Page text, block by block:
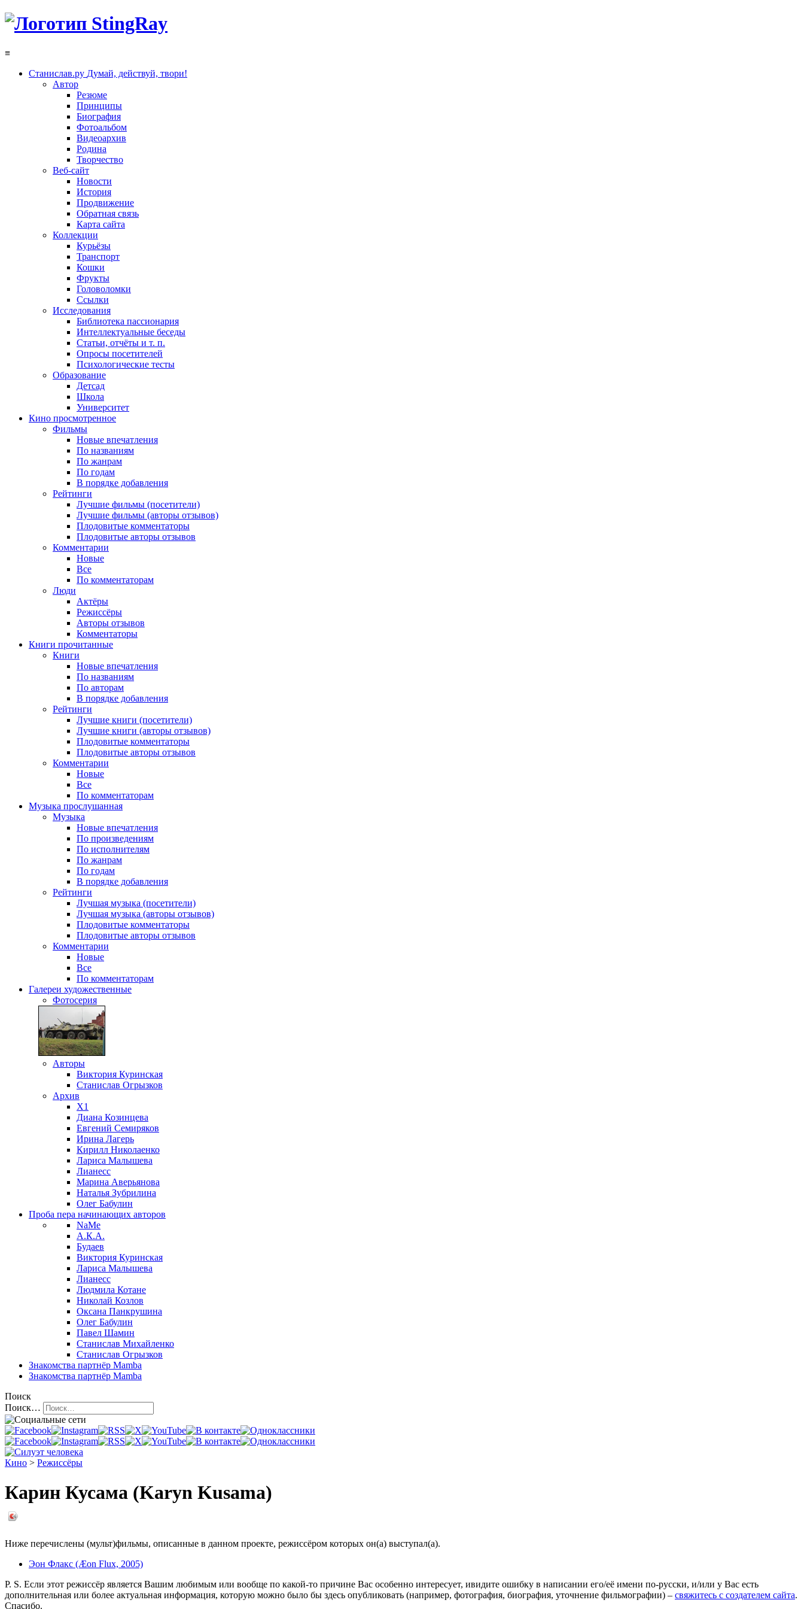
≡
Станислав.ру Думай, действуй, твори!
Автор
Резюме
Принципы
Биография
Фотоальбом
Видеоархив
Родина
Творчество
Веб-сайт
Новости
История
Продвижение
Обратная связь
Карта сайта
Коллекции
Курьёзы
Транспорт
Кошки
Фрукты
Головоломки
Ссылки
Исследования
Библиотека пассионария
Интеллектуальные беседы
Статьи, отчёты и т. п.
Опросы посетителей
Психологические тесты
Образование
Детсад
Школа
Университет
Кино просмотренное
Фильмы
Новые впечатления
По названиям
По жанрам
По годам
В порядке добавления
Рейтинги
Лучшие фильмы (посетители)
Лучшие фильмы (авторы отзывов)
Плодовитые комментаторы
Плодовитые авторы отзывов
Комментарии
Новые
Все
По комментаторам
Люди
Актёры
Режиссёры
Авторы отзывов
Комментаторы
Книги прочитанные
Книги
Новые впечатления
По названиям
По авторам
В порядке добавления
Рейтинги
Лучшие книги (посетители)
Лучшие книги (авторы отзывов)
Плодовитые комментаторы
Плодовитые авторы отзывов
Комментарии
Новые
Все
По комментаторам
Музыка прослушанная
Музыка
Новые впечатления
По произведениям
По исполнителям
По жанрам
По годам
В порядке добавления
Рейтинги
Лучшая музыка (посетители)
Лучшая музыка (авторы отзывов)
Плодовитые комментаторы
Плодовитые авторы отзывов
Комментарии
Новые
Все
По комментаторам
Галереи художественные
Фотосерия
Авторы
Виктория Куринская
Станислав Огрызков
Архив
X1
Диана Козинцева
Евгений Семиряков
Ирина Лагерь
Кирилл Николаенко
Лариса Малышева
Лианесс
Марина Аверьянова
Наталья Зубрилина
Олег Бабулин
Проба пера начинающих авторов
NaMe
А.К.А.
Будаев
Виктория Куринская
Лариса Малышева
Лианесс
Людмила Котане
Николай Козлов
Оксана Панкрушина
Олег Бабулин
Павел Шамин
Станислав Михайленко
Станислав Огрызков
Знакомства партнёр Mamba
Знакомства партнёр Mamba
Поиск
Поиск…
Кино > Режиссёры
Карин Кусама (Karyn Kusama)
Ниже перечислены (мульт)фильмы, описанные в данном проекте, режиссёром которых он(а) выступал(а).
Эон Флакс (Æon Flux, 2005)
P. S. Если этот режиссёр является Вашим любимым или вообще по какой-то причине Вас особенно интересует, ивидите ошибку в написании его/её имени по-русски, и/или у Вас есть
дополнительная или более актуальная информация, которую можно было бы здесь опубликовать (например, фотография, биография, уточнение фильмографии) – свяжитесь с создателем сайта.
Спасибо.